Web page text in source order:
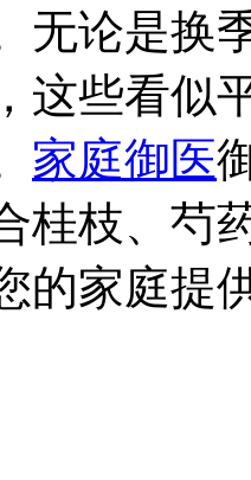
无论是换
这些看似
家庭御医
桂枝、芍
的家庭提